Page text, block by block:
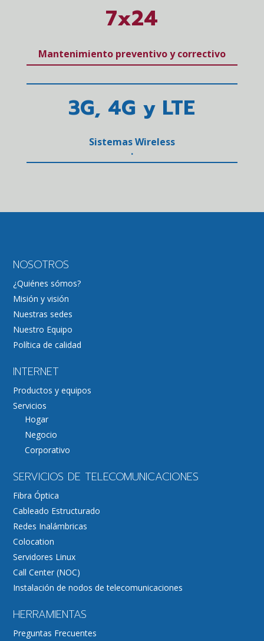
7x24
Mantenimiento preventivo y correctivo
3G, 4G y LTE
Sistemas Wireless
.
NOSOTROS
¿Quiénes sómos?
Misión y visión
Nuestras sedes
Nuestro Equipo
Política de calidad
INTERNET
Productos y equipos
Servicios
Hogar
Negocio
Corporativo
SERVICIOS DE TELECOMUNICACIONES
Fibra Óptica
Cableado Estructurado
Redes Inalámbricas
Colocation
Servidores Linux
Call Center (NOC)
Instalación de nodos de telecomunicaciones
HERRAMIENTAS
Preguntas Frecuentes